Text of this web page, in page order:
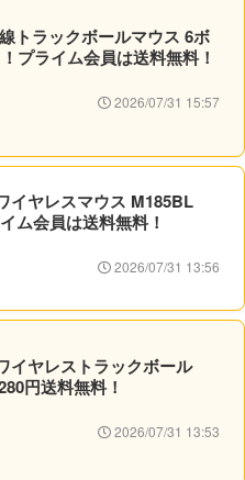
トラックボールマウス 6ボ
プライム会員は送料無料！
2026/07/31 15:57
イヤレスマウス M185BL
ム会員は送料無料！
2026/07/31 13:56
イヤレストラックボール
円送料無料！
2026/07/31 13:53